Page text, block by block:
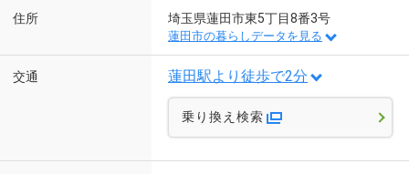
住所 埼玉県蓮田市東5丁目8番3号
蓮田市の暮らしデータを見る
交通 蓮田駅より徒歩で2分
乗り換え検索